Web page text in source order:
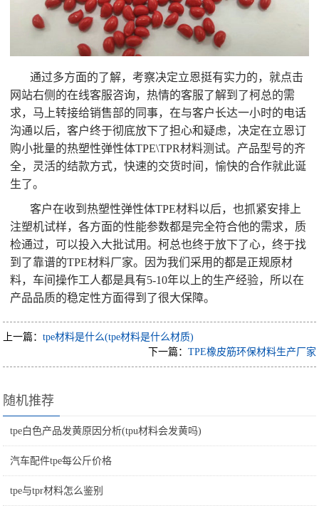
通过多方面的了解，考察决定立恩挺有实力的，就点击
网站右侧的在线客服咨询，热情的客服了解到了柯总的需
求，马上转接给销售部的同事，在与客户长达一小时的电话
沟通以后，客户终于彻底放下了担心和疑虑，决定在立恩订
购小批量的热塑性弹性体TPE\TPR材料测试。产品型号的齐
全，灵活的结款方式，快速的交货时间，愉快的合作就此诞
生了。
客户在收到热塑性弹性体TPE材料以后，也抓紧安排上
注塑机试样，各方面的性能参数都是完全符合他的需求，质
检通过，可以投入大批试用。柯总也终于放下了心，终于找
到了靠谱的TPE材料厂家。因为我们采用的都是正规原材
料，车间操作工人都是具有5-10年以上的生产经验，所以在
产品品质的稳定性方面得到了很大保障。
上一篇：tpe材料是什么(tpe材料是什么材质)
下一篇： TPE橡皮筋环保材料生产厂家
随机推荐
tpe白色产品发黄原因分析(tpu材料会发黄吗)
汽车配件tpe每公斤价格
tpe与tpr材料怎么鉴别